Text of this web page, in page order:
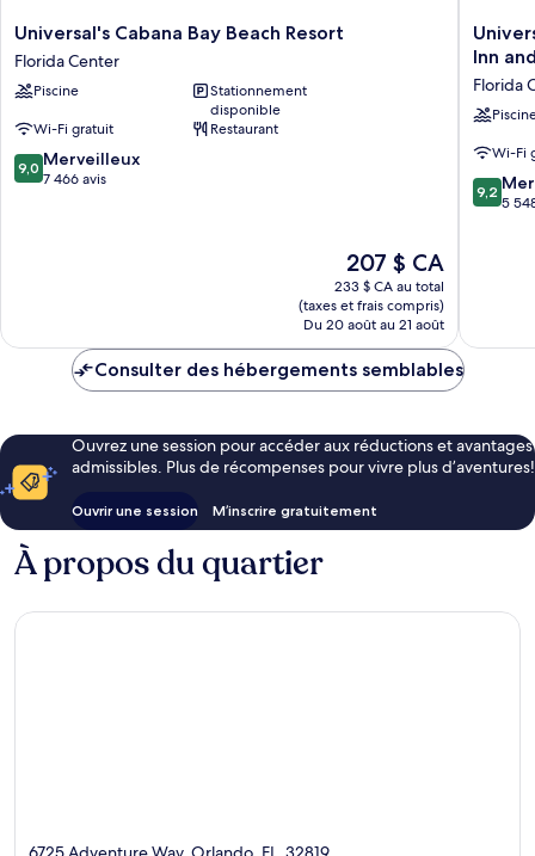
Universal's
Cabana
Bay
Beach
Florida
Center
Universal's Cabana Bay Beach Resort
Florida Center
Piscine
Stationnement
disponible
Wi-Fi gratuit
Restaurant
9.0
sur
9,0 Merveilleux
7 466 avis
Le
prix
est
de
207 $ CA
207 $ CA
233 $ CA au total
(taxes et frais compris)
Du 20 août au 21 août
Endless
Resort
-
Inn
and
Suites
Inn
Florida
Wi-Fi
9.2
sur
9,2
5
Consulter des hébergements semblables
Ouvrez une session pour accéder aux réductions et avantages
admissibles. Plus de récompenses pour vivre plus d’aventures!
Ouvrir une session M’inscrire gratuitement
À propos du quartier